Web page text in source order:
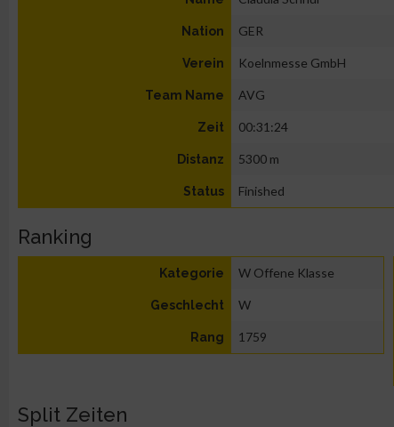
Nation GER
Verein Koelnmesse GmbH
Team Name AVG
Zeit 00:31:24
Distanz 5300 m
Status Finished
Ranking
Kategorie W Offene Klasse
Geschlecht W
Rang 1759
Split Zeiten